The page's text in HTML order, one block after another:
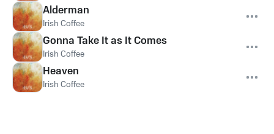
Alderman
Irish Coffee
Gonna Take It as It Comes
Irish Coffee
Heaven
Irish Coffee